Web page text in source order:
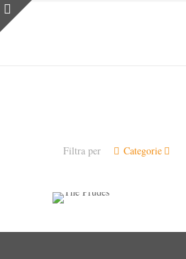
Filtra per Categorie